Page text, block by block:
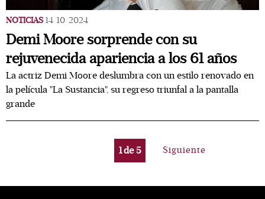
NOTICIAS 14/10/2024
Demi Moore sorprende con su
rejuvenecida apariencia a los 61 años
La actriz Demi Moore deslumbra con un estilo renovado en
la película "La Sustancia", su regreso triunfal a la pantalla
grande
1de5 Siguiente